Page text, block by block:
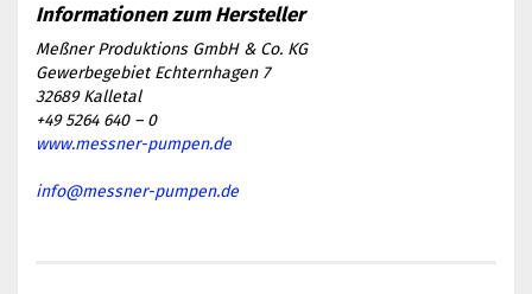
Meßner Produktions GmbH & Co. KG
Gewerbegebiet Echternhagen 7
32689 Kalletal
+49 5264 640 – 0
www.messner-pumpen.de
info@messner-pumpen.de